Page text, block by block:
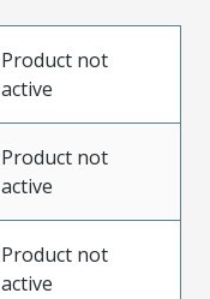
Product not
active
Product not
active
Product not
active